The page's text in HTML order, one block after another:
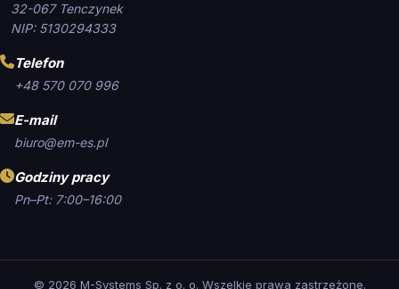
32-067 Tenczynek
NIP: 5130294333
Telefon
+48 570 070 996
E-mail
biuro@em-es.pl
Godziny pracy
Pn–Pt: 7:00–16:00
© 2026 M-Systems Sp. z o. o. Wszelkie prawa zastrzeżone.